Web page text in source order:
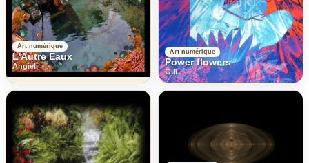
Art numérique
L'Autre Eaux
Angieli
Art numérique
Power flowers
GilL